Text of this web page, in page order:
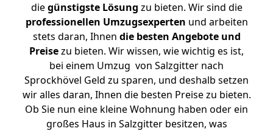
diegünstigste Lösung zu bieten. Wir sind die
professionellen Umzugsexperten und arbeiten
stets daran, Ihnen die besten Angebote und
Preisezu bieten. Wir wissen, wie wichtig es ist,
bei einem Umzug von Salzgitter nach
Sprockhövel Geld zu sparen, und deshalb setzen
wir alles daran, Ihnen die besten Preise zu bieten.
Ob Sie nun eine kleine Wohnung haben oder ein
großes Haus in Salzgitter besitzen, was